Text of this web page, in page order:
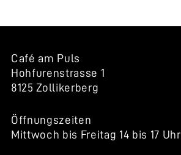
Café am Puls
Hohfurenstrasse 1
8125 Zollikerberg
Öffnungszeiten
Mittwoch bis Freitag 14 bis 17 Uhr